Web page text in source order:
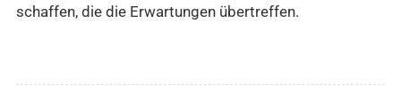
schaffen, die die Erwartungen übertreffen.